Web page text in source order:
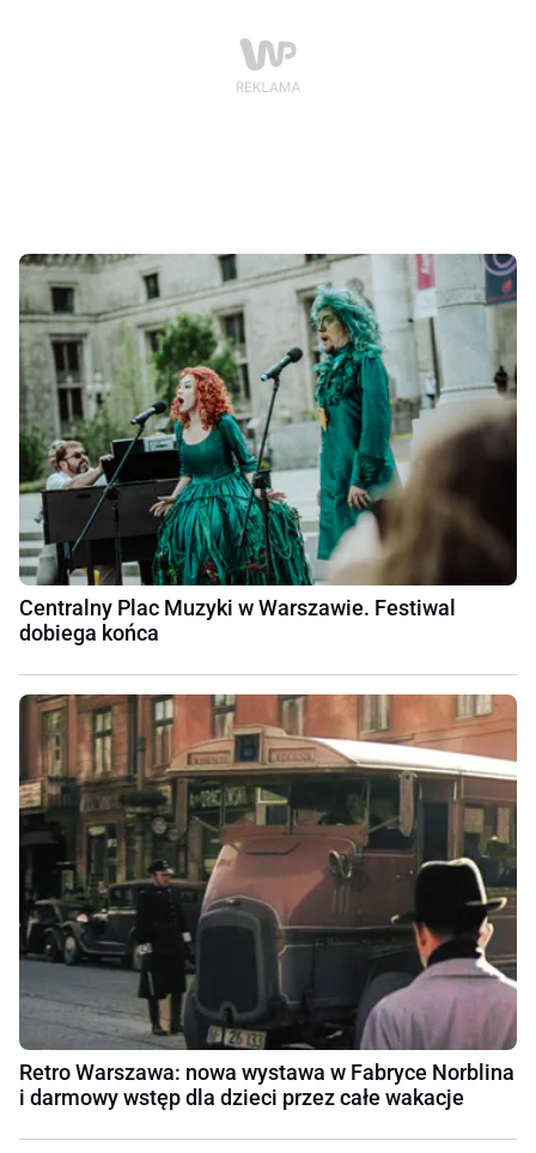
Centralny Plac Muzyki w Warszawie. Festiwal
dobiega końca
Retro Warszawa: nowa wystawa w Fabryce Norblina
i darmowy wstęp dla dzieci przez całe wakacje